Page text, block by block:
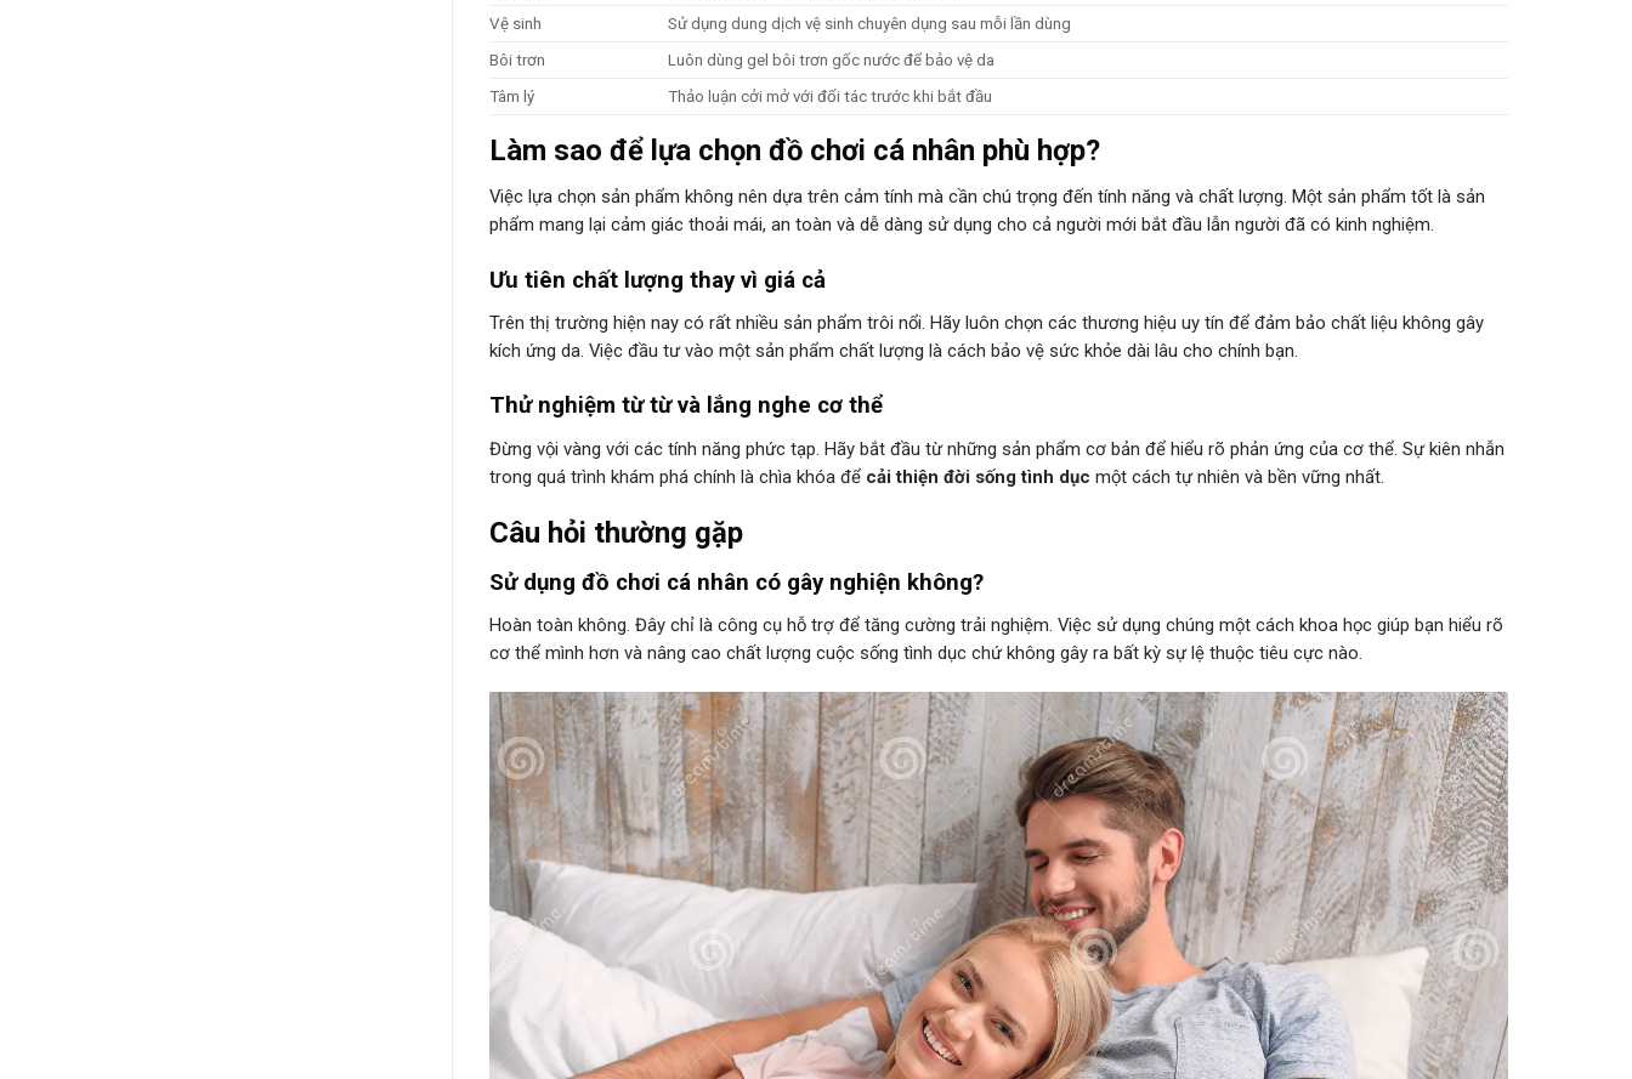
Vệ sinh
Sử dụng dung dịch vệ sinh chuyên dụng sau mỗi lần dùng
Bôi trơn
Luôn dùng gel bôi trơn gốc nước để bảo vệ da
Tâm lý
Thảo luận cởi mở với đối tác trước khi bắt đầu
Làm sao để lựa chọn đồ chơi cá nhân phù hợp?
Việc lựa chọn sản phẩm không nên dựa trên cảm tính mà cần chú trọng đến tính năng và chất lượng. Một sản phẩm tốt là sản
phẩm mang lại cảm giác thoải mái, an toàn và dễ dàng sử dụng cho cả người mới bắt đầu lẫn người đã có kinh nghiệm.
Ưu tiên chất lượng thay vì giá cả
Trên thị trường hiện nay có rất nhiều sản phẩm trôi nổi. Hãy luôn chọn các thương hiệu uy tín để đảm bảo chất liệu không gây
kích ứng da. Việc đầu tư vào một sản phẩm chất lượng là cách bảo vệ sức khỏe dài lâu cho chính bạn.
Thử nghiệm từ từ và lắng nghe cơ thể
Đừng vội vàng với các tính năng phức tạp. Hãy bắt đầu từ những sản phẩm cơ bản để hiểu rõ phản ứng của cơ thể. Sự kiên nhẫn
trong quá trình khám phá chính là chìa khóa để cải thiện đời sống tình dục một cách tự nhiên và bền vững nhất.
Câu hỏi thường gặp
Sử dụng đồ chơi cá nhân có gây nghiện không?
Hoàn toàn không. Đây chỉ là công cụ hỗ trợ để tăng cường trải nghiệm. Việc sử dụng chúng một cách khoa học giúp bạn hiểu rõ
cơ thể mình hơn và nâng cao chất lượng cuộc sống tình dục chứ không gây ra bất kỳ sự lệ thuộc tiêu cực nào.